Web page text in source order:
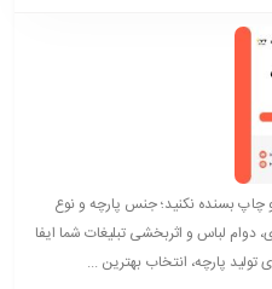
و چاپ بسنده نکنید؛ جنس پارچه و نوع
لباس و اثربخشی تبلیغات شما ایفا
تولید پارچه، انتخاب بهترین ...